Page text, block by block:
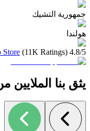
جمهورية التشيك
هولندا
4.8/5 (11K Ratings) on
Store
يثق بنا